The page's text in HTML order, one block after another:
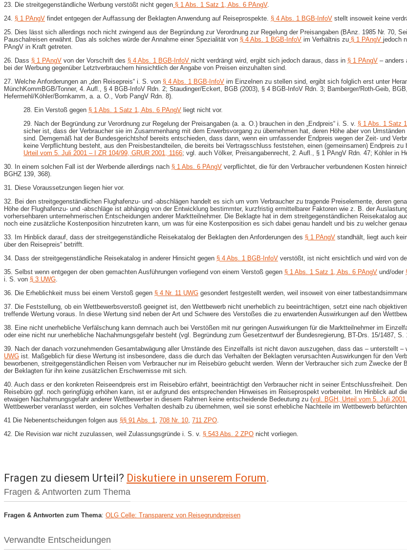
23. Die streitgegenständliche Werbung verstößt nicht gegen § 1 Abs. 1 Satz 1, Abs. 6 PAngV.
24. § 1 PAngV findet entgegen der Auffassung der Beklagten Anwendung auf Reiseprospekte. § 4 Abs. 1 BGB-InfoV stellt insoweit keine
25. Dies lässt sich allerdings noch nicht zwingend aus der Begründung zur Verordnung zur Regelung der Preisangaben (BAnz. 1985 Nr. 70,
Pauschalreisen erwähnt. Das als solches würde der Annahme einer Spezialität von § 4 Abs. 1 BGB-InfoV im Verhältnis zu § 1 PAngV jedoch
PAngV in Kraft getreten.
26. Dass § 1 PAngV von der Vorschrift des § 4 Abs. 1 BGB-InfoV nicht verdrängt wird, ergibt sich jedoch daraus, dass in § 1 PAngV – anders
bei der Werbung gegenüber Letztverbrauchern hinsichtlich der Angabe von Preisen einzuhalten sind.
27. Welche Anforderungen an „den Reisepreis“ i. S. von § 4 Abs. 1 BGB-InfoV im Einzelnen zu stellen sind, ergibt sich folglich erst unter
MünchKommBGB/Tonner, 4. Aufl., § 4 BGB-InfoV Rdn. 2; Staudinger/Eckert, BGB (2003), § 4 BGB-InfoV Rdn. 3; Bamberger/Roth-Geib,
Hefermehl/Köhler/Bornkamm, a. a. O., Vorb PangV Rdn. 8).
28. Ein Verstoß gegen § 1 Abs. 1 Satz 1, Abs. 6 PAngV liegt nicht vor.
29. Nach der Begründung zur Verordnung zur Regelung der Preisangaben (a. a. O.) brauchen in den „Endpreis“ i. S. v. § 1 Abs. 1 Satz
sicher ist, dass der Verbraucher sie im Zusammenhang mit dem Erwerbsvorgang zu übernehmen hat, deren Höhe aber von
sind. Demgemäß hat der Bundesgerichtshof bereits entschieden, dass dann, wenn ein umfassender Endpreis wegen der Zeit- und
keine Verpflichtung besteht, aus den Preisbestandteilen, die bereits bei Vertragsschluss feststehen, einen (gemeinsamen) Endpreis
Urteil vom 5. Juli 2001 – I ZR 104/99, GRUR 2001, 1166; vgl. auch Völker, Preisangabenrecht, 2. Aufl., § 1 PAngV Rdn. 47; Köhler in
30. In einem solchen Fall ist der Werbende allerdings nach § 1 Abs. 6 PAngV verpflichtet, die für den Verbraucher verbundenen Kosten
BGHZ 139, 368).
31. Diese Voraussetzungen liegen hier vor.
32. Bei den streitgegenständlichen Flughafenzu- und -abschlägen handelt es sich um vom Verbraucher zu tragende Preiselemente, deren
Höhe der Flughafenzu- und -abschläge ist abhängig von der Entwicklung bestimmter, kurzfristig ermittelbarer Faktoren wie z. B. der
vorhersehbaren unternehmerischen Entscheidungen anderer Marktteilnehmer. Die Beklagte hat in dem streitgegenständlichen Reisekatalog
noch eine zusätzliche Kostenposition hinzutreten kann, um was für eine Kostenposition es sich dabei genau handelt und bis zu welcher
33. Im Hinblick darauf, dass der streitgegenständliche Reisekatalog der Beklagten den Anforderungen des § 1 PAngV standhält, liegt auch
über den Reisepreis“ betrifft.
34. Dass der streitgegenständliche Reisekatalog in anderer Hinsicht gegen § 4 Abs. 1 BGB-InfoV verstößt, ist nicht ersichtlich und wird von
35. Selbst wenn entgegen der oben gemachten Ausführungen vorliegend von einem Verstoß gegen § 1 Abs. 1 Satz 1, Abs. 6 PAngV und/oder
i. S. von § 3 UWG
36. Die Erheblichkeit muss bei einem Verstoß gegen § 4 Nr. 11 UWG gesondert festgestellt werden, weil insoweit von einer
37. Die Feststellung, ob ein Wettbewerbsverstoß geeignet ist, den Wettbewerb nicht unerheblich zu beeinträchtigen, setzt eine nach
treffende Wertung voraus. In diese Wertung sind neben der Art und Schwere des Verstoßes die zu erwartenden Auswirkungen auf den
38. Eine nicht unerhebliche Verfälschung kann demnach auch bei Verstößen mit nur geringen Auswirkungen für die Marktteilnehmer im
oder eine nicht nur unerhebliche Nachahmungsgefahr besteht (vgl. Begründung zum Gesetzentwurf der Bundesregierung, BT-Drs. 15/1487, S.
39. Nach der danach vorzunehmenden Gesamtabwägung aller Umstände des Einzelfalls ist nicht davon auszugehen, dass das – unterstellt
UWG ist. Maßgeblich für diese Wertung ist insbesondere, dass die durch das Verhalten der Beklagten verursachten Auswirkungen für den
beworbenen, streitgegenständlichen Reisen vom Verbraucher nur im Reisebüro gebucht werden. Wenn der Verbraucher sich zum Zwecke
der Beklagten für ihn keine zusätzlichen Erschwernisse mit sich.
40. Auch dass er den konkreten Reiseendpreis erst im Reisebüro erfährt, beeinträchtigt den Verbraucher nicht in seiner Entschlussfreiheit.
Reisebüro ggf. noch geringfügig erhöhen kann, ist er aufgrund des entsprechenden Hinweises im Reiseprospekt vorbereitet. Im Hinblick auf
etwaigen Nachahmungsgefahr anderer Wettbewerber in diesem Rahmen keine entscheidende Bedeutung zu (vgl. BGH, Urteil vom 5. Juli
Wettbewerber veranlasst werden, ein solches Verhalten deshalb zu übernehmen, weil sie sonst erhebliche Nachteile im Wettbewerb
41 Die Nebenentscheidungen folgen aus §§ 91 Abs. 1 708 Nr. 10 711 ZPO
42. Die Revision war nicht zuzulassen, weil Zulassungsgründe i. S. v. § 543 Abs. 2 ZPO nicht vorliegen.
Fragen zu diesem Urteil? Diskutiere in unserem Forum.
Fragen & Antworten zum Thema
Fragen & Antworten zum Thema: OLG Celle: Transparenz von Reisegrundpreisen
Verwandte Entscheidungen